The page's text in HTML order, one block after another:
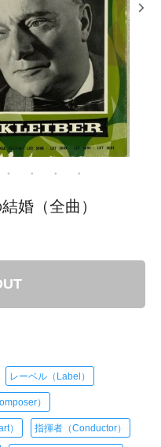
婚（全曲）
レーベル（Label）
）
） 指揮者（Conductor）